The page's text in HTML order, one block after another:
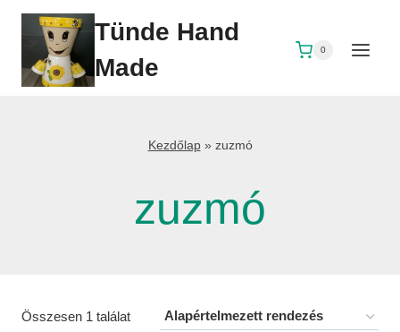
Skip
content
Tünde Hand
Made
0
Kezdőlap» zuzmó
zuzmó
Összesen 1 találat